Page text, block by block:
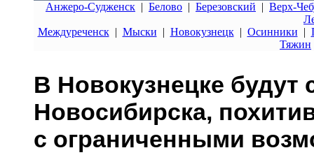
Анжеро-Судженск | Белово | Березовский | Верх-
Междуреченск| Мыски | Новокузнецк| Осинники |
Тяжин
В Новокузнецке будут
Новосибирска,
с ограниченными